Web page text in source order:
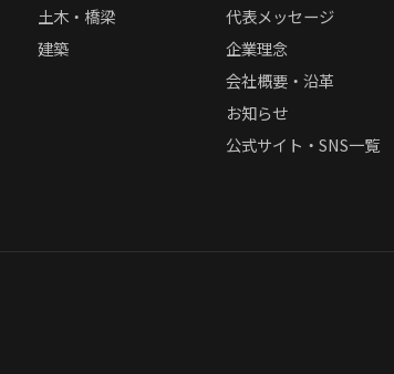
土木・橋梁
建築
代表メッセージ
企業理念
会社概要・沿革
お知らせ
公式サイト・SNS一覧